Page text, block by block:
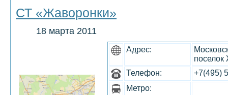
СТ «Жаворонки»
18 марта 2011
Адрес:
Телефон:
+7(495)
Метро: